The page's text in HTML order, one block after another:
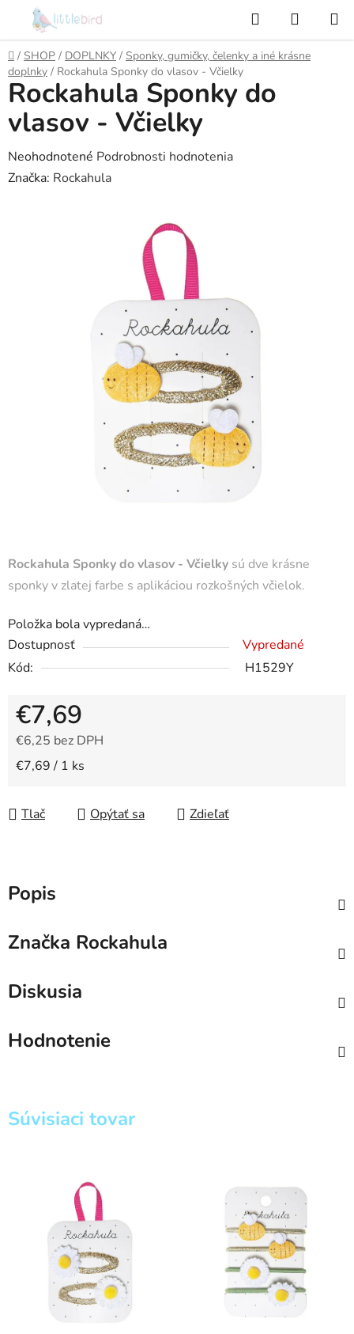
obsah
Hľadať
KOŠÍK
Domov
/ SHOP / DOPLNKY / Sponky, gumičky, čelenky a iné krásne
doplnky / Rockahula Sponky do vlasov - Včielky
Rockahula Sponky do vlasov - Včielky sú dve krásne
sponky v zlatej farbe s aplikáciou rozkošných včielok.
Položka bola vypredaná…
Dostupnosť
Vypredané
Kód:
H1529Y
€7,69
€6,25 bez DPH
Jednotková cena:
€7,69 / 1 ks
Tlač Opýtať sa Zdieľať
Rockahula Sponky do
vlasov - Včielky
Priemerné
hodnotenie
Neohodnotené Podrobnosti hodnotenia
Značka: Rockahula
Popis
Značka Rockahula
Diskusia
Hodnotenie
Súvisiaci tovar